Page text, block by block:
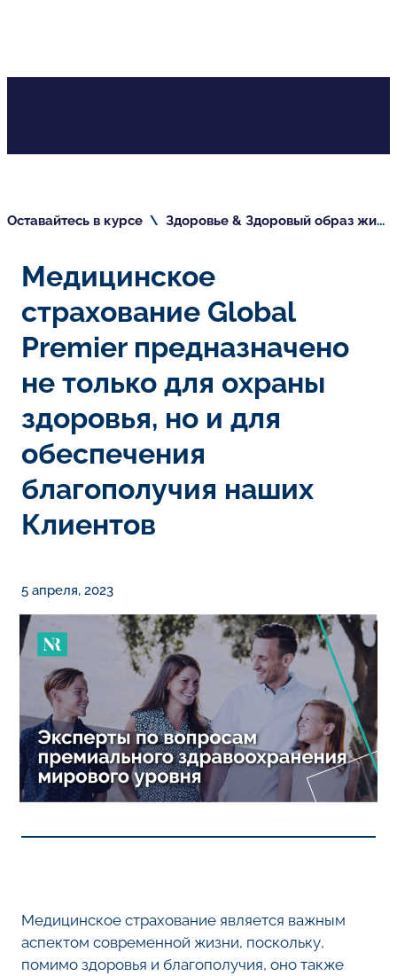
Оставайтесь в курсе \ Здоровье & Здоровый образ жизни
Медицинское
страхование Global
Premier предназначено
не только для охраны
здоровья, но и для
обеспечения
благополучия наших
Клиентов
5 апреля, 2023
Медицинское страхование является важным
аспектом современной жизни, поскольку,
помимо здоровья и благополучия, оно также